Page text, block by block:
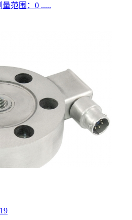
范围：0 .....